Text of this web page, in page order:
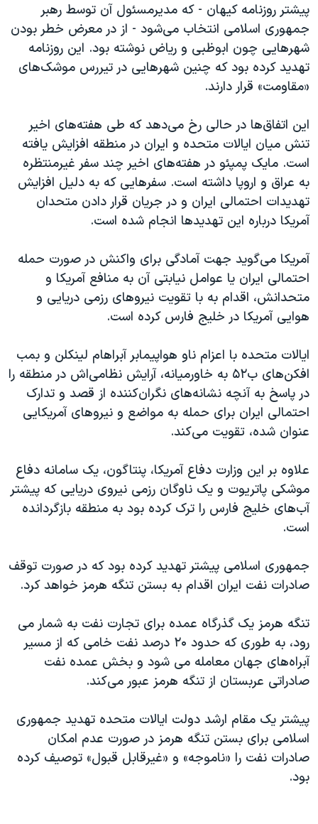
پیشتر روزنامه کیهان - که مدیرمسئول آن توسط رهبر
جمهوری اسلامی انتخاب می‌شود - از در معرض خطر بودن
شهرهایی چون ابوظبی و ریاض نوشته بود. این روزنامه
تهدید کرده بود که چنین شهرهایی در تیررس موشک‌های
«مقاومت» قرار دارند.
این اتفاق‌ها در حالی رخ می‌دهد که طی هفته‌های اخیر
تنش میان ایالات متحده و ایران در منطقه افزایش یافته
است. مایک پمپئو در هفته‌های اخیر چند سفر غیرمنتظره
به عراق و اروپا داشته است. سفرهایی که به دلیل افزایش
تهدیدات احتمالی ایران و در جریان قرار دادن متحدان
آمریکا درباره این تهدیدها انجام شده است.
آمریکا می‌گوید جهت آمادگی برای واکنش در صورت حمله
احتمالی ایران یا عوامل نیابتی آن به منافع آمریکا و
متحدانش، اقدام به با تقویت نیروهای رزمی دریایی و
هوایی آمریکا در خلیج فارس کرده است.
ایالات متحده با اعزام ناو هواپیمابر آبراهام لینکلن و بمب
افکن‌های ب۵۲ به خاورمیانه، آرایش نظامی‌اش در منطقه را
در پاسخ به آنچه نشانه‌های نگران‌کننده از قصد و تدارک
احتمالی ایران برای حمله به مواضع و نیروهای آمریکایی
عنوان شده، تقویت می‌کند.
علاوه بر این وزارت دفاع آمریکا، پنتاگون، یک سامانه دفاع
موشکی پاتریوت و یک ناوگان رزمی نیروی دریایی که پیشتر
آب‌های خلیج فارس را ترک کرده بود به منطقه بازگردانده
است.
جمهوری اسلامی پیشتر تهدید کرده بود که در صورت توقف
صادرات نفت ایران اقدام به بستن تنگه هرمز خواهد کرد.
تنگه هرمز یک گذرگاه عمده برای تجارت نفت به شمار می
رود، به طوری که حدود ۲۰ درصد نفت خامی که از مسیر
آبراه‌های جهان معامله می شود و بخش عمده نفت
صادراتی عربستان از تنگه هرمز عبور می‌کند.
پیشتر یک مقام ارشد دولت ایالات متحده تهدید جمهوری
اسلامی برای بستن تنگه هرمز در صورت عدم امکان
صادرات نفت را «ناموجه» و «غیرقابل قبول» توصیف کرده
بود.